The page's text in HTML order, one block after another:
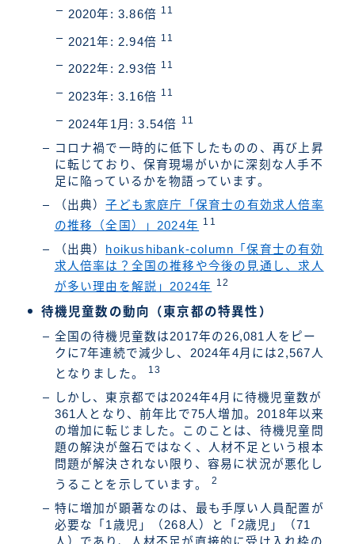
2020年: 3.86倍 11
2021年: 2.94倍 11
2022年: 2.93倍 11
2023年: 3.16倍 11
2024年1月: 3.54倍 11
コロナ禍で一時的に低下したものの、再び上昇
に転じており、保育現場がいかに深刻な人手不
足に陥っているかを物語っています。
（出典）子ども家庭庁「保育士の有効求人倍率
の推移（全国）」2024年 11
（出典）
hoikushibank-column「保育士の有効
求人倍率は？全国の推移や今後の見通し、求人
が多い理由を解説」2024年
12
待機児童数の動向（東京都の特異性）
全国の待機児童数は2017年の26,081人をピー
クに7年連続で減少し、2024年4月には2,567人
となりました。
13
しかし、東京都では2024年4月に待機児童数が
361人となり、前年比で75人増加。2018年以来
の増加に転じました。このことは、待機児童問
題の解決が盤石ではなく、人材不足という根本
問題が解決されない限り、容易に状況が悪化し
うることを示しています。2
特に増加が顕著なのは、最も手厚い人員配置が
必要な「1歳児」（268人）と「2歳児」（71
人）であり、人材不足が直接的に受け入れ枠の